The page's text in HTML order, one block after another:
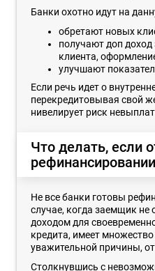
Банки охотно идут на
обретают новых
получают доп доход
клиента,
улучшают
Если речь идет о
перекредитовывая свой
нивелирует риск
Что делать, если
Не все банки готовы
случае, когда заемщик не
доходом для
кредита, имеет
уважительной причины,
Столкнувшись с